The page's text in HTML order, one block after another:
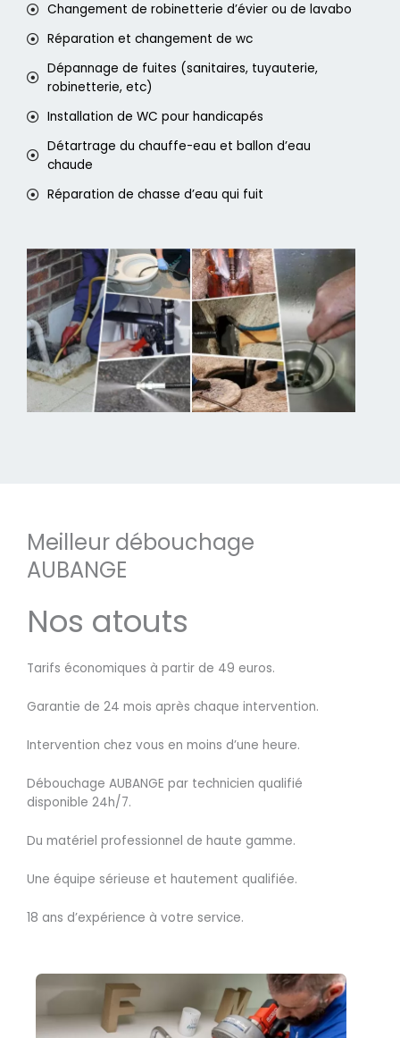
Changement de robinetterie d’évier ou de lavabo
Réparation et changement de wc
Dépannage de fuites (sanitaires, tuyauterie,
robinetterie, etc)
Installation de WC pour handicapés
Détartrage du chauffe-eau et ballon d’eau
chaude
Réparation de chasse d’eau qui fuit
Meilleur débouchage
AUBANGE
Nos atouts
Tarifs économiques à partir de 49 euros.
Garantie de 24 mois après chaque intervention.
Intervention chez vous en moins d’une heure.
Débouchage AUBANGE par technicien qualifié
disponible 24h/7.
Du matériel professionnel de haute gamme.
Une équipe sérieuse et hautement qualifiée.
18 ans d’expérience à votre service.